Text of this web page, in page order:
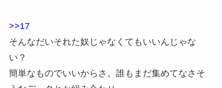
>>17
そんなだいそれた奴じゃなくてもいいんじゃな
い？
簡単なものでいいからさ。誰もまだ集めてなさそ